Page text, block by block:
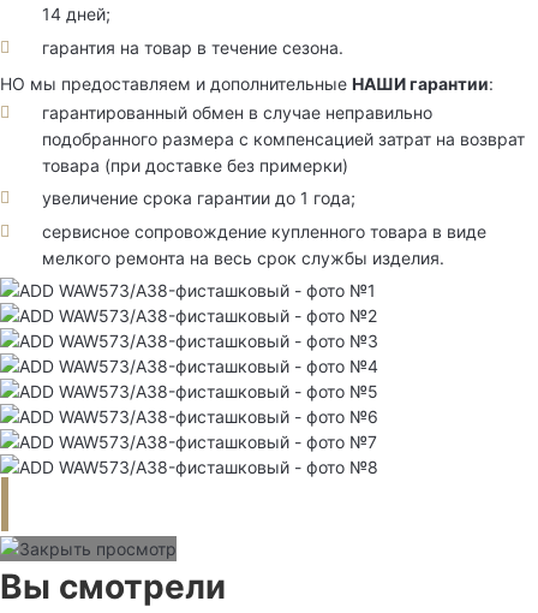
14 дней;
гарантия на товар в течение сезона.
НО мы предоставляем и дополнительные НАШИ гарантии:
гарантированный обмен в случае неправильно
подобранного размера с компенсацией затрат на возврат
товара (при доставке без примерки)
увеличение срока гарантии до 1 года;
сервисное сопровождение купленного товара в виде
мелкого ремонта на весь срок службы изделия.
Вы смотрели